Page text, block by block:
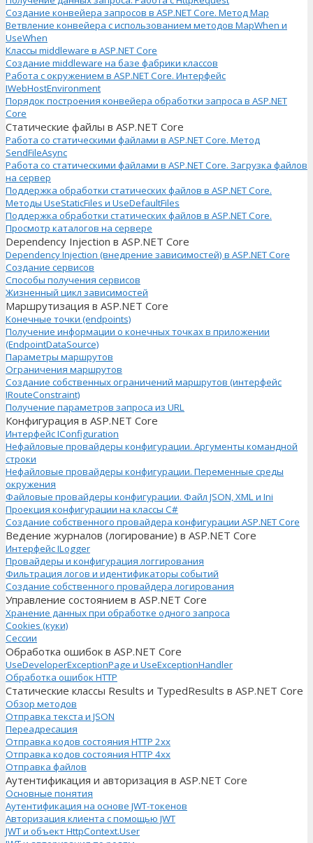
Создание конвейера запросов в ASP.NET Core. Метод Map
Ветвление конвейера с использованием методов MapWhen и
UseWhen
Классы middleware в ASP.NET Core
Создание middleware на базе фабрики классов
Работа с окружением в ASP.NET Core. Интерфейс
IWebHostEnvironment
Порядок построения конвейера обработки запроса в ASP.NET
Core
Статические файлы в ASP.NET Core
Работа со статическими файлами в ASP.NET Core. Метод
SendFileAsync
Работа со статическими файлами в ASP.NET Core. Загрузка файлов
на сервер
Поддержка обработки статических файлов в ASP.NET Core.
Методы UseStaticFiles и UseDefaultFiles
Поддержка обработки статических файлов в ASP.NET Core.
Просмотр каталогов на сервере
Dependency Injection в ASP.NET Core
Dependency Injection (внедрение зависимостей) в ASP.NET Core
Создание сервисов
Способы получения сервисов
Жизненный цикл зависимостей
Маршрутизация в ASP.NET Core
Конечные точки (endpoints)
Получение информации о конечных точках в приложении
(EndpointDataSource)
Параметры маршрутов
Ограничения маршрутов
Создание собственных ограничений маршрутов (интерфейс
IRouteConstraint)
Получение параметров запроса из URL
Конфигурация в ASP.NET Core
Интерфейс IConfiguration
Нефайловые провайдеры конфигурации. Аргументы командной
строки
Нефайловые провайдеры конфигурации. Переменные среды
окружения
Файловые провайдеры конфигурации. Файл JSON, XML и Ini
Проекция конфигурации на классы C#
Создание собственного провайдера конфигурации ASP.NET Core
Ведение журналов (логирование) в ASP.NET Core
Интерфейс ILogger
Провайдеры и конфигурация логгирования
Фильтрация логов и идентификаторы событий
Создание собственного провайдера логирования
Управление состоянием в ASP.NET Core
Хранение данных при обработке одного запроса
Cookies (куки)
Сессии
Обработка ошибок в ASP.NET Core
UseDeveloperExceptionPage и UseExceptionHandler
Обработка ошибок HTTP
Статические классы Results и TypedResults в ASP.NET Core
Обзор методов
Отправка текста и JSON
Переадресация
Отправка кодов состояния HTTP 2xx
Отправка кодов состояния HTTP 4xx
Отправка файлов
Аутентификация и авторизация в ASP.NET Core
Основные понятия
Аутентификация на основе JWT-токенов
Авторизация клиента с помощью JWT
JWT и объект HttpContext.User